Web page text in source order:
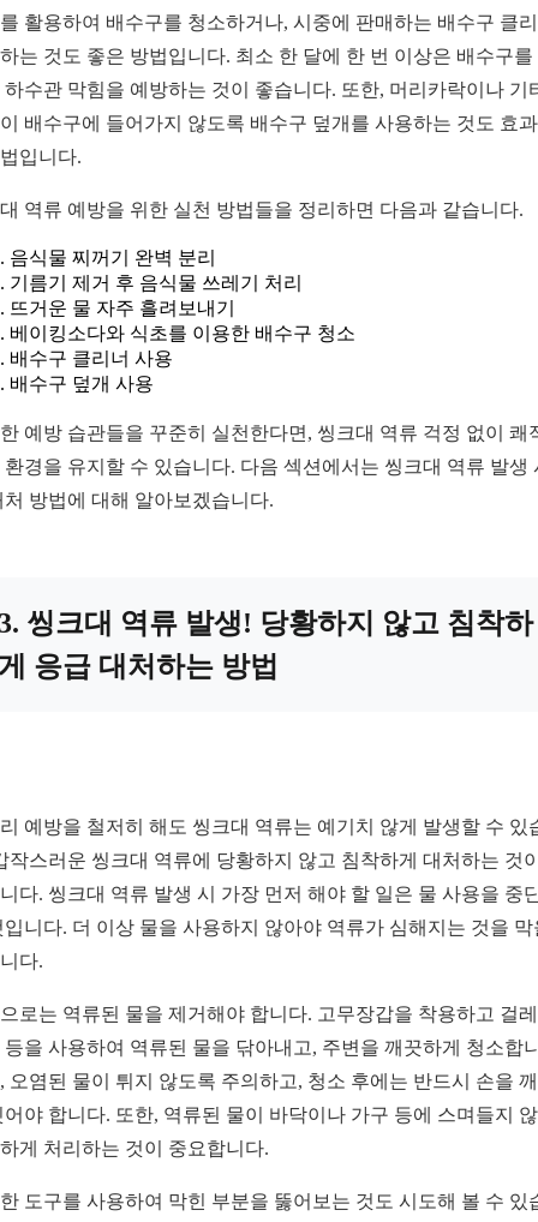
활용하여 배수구를 청소하거나, 시중에 판매하는 배수구 클
는 것도 좋은 방법입니다. 최소 한 달에 한 번 이상은 배수구를
하수관 막힘을 예방하는 것이 좋습니다. 또한, 머리카락이나 기
배수구에 들어가지 않도록 배수구 덮개를 사용하는 것도 효
입니다.
역류 예방을 위한 실천 방법들을 정리하면 다음과 같습니다.
음식물 찌꺼기 완벽 분리
기름기 제거 후 음식물 쓰레기 처리
뜨거운 물 자주 흘려보내기
베이킹소다와 식초를 이용한 배수구 청소
배수구 클리너 사용
배수구 덮개 사용
예방 습관들을 꾸준히 실천한다면, 씽크대 역류 걱정 없이 쾌
환경을 유지할 수 있습니다. 다음 섹션에서는 씽크대 역류 발생
처 방법에 대해 알아보겠습니다.
씽크대 역류 발생! 당황하지 않고 침착하
응급 대처하는 방법
예방을 철저히 해도 씽크대 역류는 예기치 않게 발생할 수 있
작스러운 씽크대 역류에 당황하지 않고 침착하게 대처하는 것
다. 씽크대 역류 발생 시 가장 먼저 해야 할 일은 물 사용을 중
입니다. 더 이상 물을 사용하지 않아야 역류가 심해지는 것을 막
다.
로는 역류된 물을 제거해야 합니다. 고무장갑을 착용하고 걸
등을 사용하여 역류된 물을 닦아내고, 주변을 깨끗하게 청소합
오염된 물이 튀지 않도록 주의하고, 청소 후에는 반드시 손을
어야 합니다. 또한, 역류된 물이 바닥이나 가구 등에 스며들지
게 처리하는 것이 중요합니다.
도구를 사용하여 막힌 부분을 뚫어보는 것도 시도해 볼 수 있